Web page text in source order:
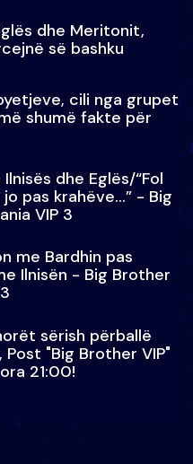
dhe Meritonit,
së bashku
cili nga grupet
shumë fakte për
dhe Eglës/“Fol
pas krahëve…” - Big
VIP 3
me Bardhin pas
Ilnisën - Big Brother
sërish përballë
"Big Brother VIP"
21:00!